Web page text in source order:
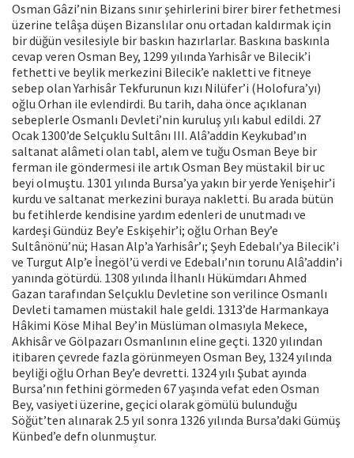
Osman Gâzi’nin Bizans sınır şehirlerini birer birer fethetmesi
üzerine telâşa düşen Bizanslılar onu ortadan kaldırmak için
bir düğün vesilesiyle bir baskın hazırlarlar. Baskına baskınla
cevap veren Osman Bey, 1299 yılında Yarhisâr ve Bilecik’i
fethetti ve beylik merkezini Bilecik’e nakletti ve fitneye
sebep olan Yarhisâr Tekfurunun kızı Nilüfer’i (Holofura’yı)
oğlu Orhan ile evlendirdi. Bu tarih, daha önce açıklanan
sebeplerle Osmanlı Devleti’nin kuruluş yılı kabul edildi. 27
Ocak 1300’de Selçuklu Sultânı III. Alâ’addin Keykubad’ın
saltanat alâmeti olan tabl, alem ve tuğu Osman Beye bir
ferman ile göndermesi ile artık Osman Bey müstakil bir uc
beyi olmuştu. 1301 yılında Bursa’ya yakın bir yerde Yenişehir’i
kurdu ve saltanat merkezini buraya nakletti. Bu arada bütün
bu fetihlerde kendisine yardım edenleri de unutmadı ve
kardeşi Gündüz Bey’e Eskişehir’i; oğlu Orhan Bey’e
Sultânönü’nü; Hasan Alp’a Yarhisâr’ı; Şeyh Edebalı’ya Bilecik’i
ve Turgut Alp’e İnegöl’ü verdi ve Edebalı’nın torunu Alâ’addin’i
yanında götürdü. 1308 yılında İlhanlı Hükümdarı Ahmed
Gazan tarafından Selçuklu Devletine son verilince Osmanlı
Devleti tamamen müstakil hale geldi. 1313’de Harmankaya
Hâkimi Köse Mihal Bey’in Müslüman olmasıyla Mekece,
Akhisâr ve Gölpazarı Osmanlının eline geçti. 1320 yılından
itibaren çevrede fazla görünmeyen Osman Bey, 1324 yılında
beyliği oğlu Orhan Bey’e devretti. 1324 yılı Şubat ayında
Bursa’nın fethini görmeden 67 yaşında vefat eden Osman
Bey, vasiyeti üzerine, geçici olarak gömülü bulunduğu
Söğüt’ten alınarak 2.5 yıl sonra 1326 yılında Bursa’daki Gümüş
Künbed’e defn olunmuştur.